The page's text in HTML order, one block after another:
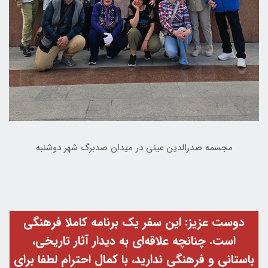
مجسمه صدرالدین عینی در میدان صدبرگ شهر دوشنبه
دوست عزیز: این سفر یک برنامه کاملا فرهنگی
است. چنانچه علاقه‌‎ای به دیدار آثار تاریخی،
باستانی و فرهنگی ندارید، با کمال احترام لطفا برای